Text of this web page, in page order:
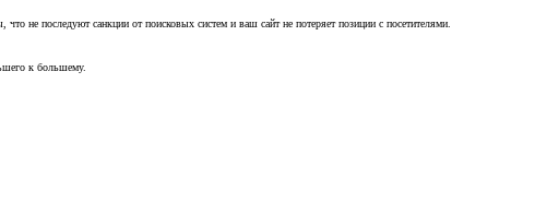
не последуют санкции от поисковых систем и ваш сайт не потеряет позиции с посетителями.
к большему.